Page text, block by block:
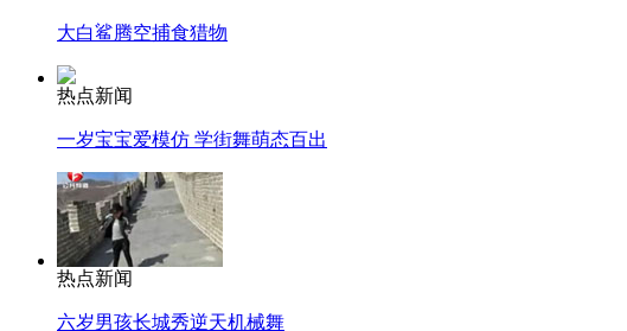
大白鲨腾空捕食猎物
热点新闻
一岁宝宝爱模仿 学街舞萌态百出
热点新闻
六岁男孩长城秀逆天机械舞